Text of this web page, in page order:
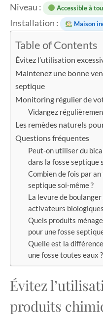
Niveau : Accessible à
Installation :
Maison
Table of Contents
Évitez l’utilisation
Maintenez une bonne
septique
Monitoring régulier de
Vidangez
Les remèdes naturels
Questions fréquentes
Peut-on utiliser du
dans la fosse septique
Combien de fois par
septique soi-même ?
La levure de
activateurs
Quels produits
pour une fosse
Quelle est la
une fosse toutes eaux ?
Évitez
produits